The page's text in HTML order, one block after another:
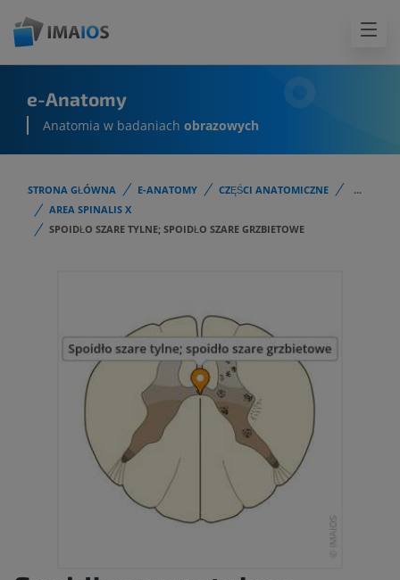
e-Anatomy
Anatomia w badaniach obrazowych
STRONA GŁÓWNA E-ANATOMY CZĘŚCI ANATOMICZNE
...
AREA SPINALIS X
SPOIDŁO SZARE TYLNE; SPOIDŁO SZARE GRZBIETOWE